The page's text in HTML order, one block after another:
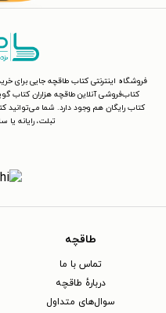
فروشگاه اینترنتی کتاب طاقچه جایی برای
کتاب‌فروشی آنلاین طاقچه هزاران کتاب
کتاب رایگان هم وجود دارد. شما می‌توانید
تبلت، رایانه یا
طاقچه
تماس با ما
دربارهٔ طاقچه
سوال‌های متداول